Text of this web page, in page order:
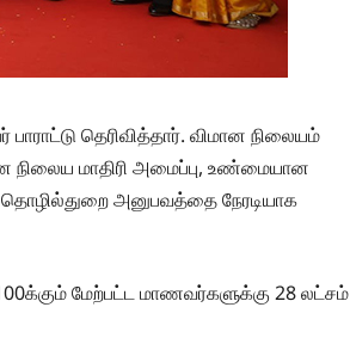
தெரிவித்தார். விமான நிலையம்
நிலைய மாதிரி அமைப்பு, உண்மையான
அனுபவத்தை நேரடியாக
மேற்பட்ட மாணவர்களுக்கு 28 லட்சம்